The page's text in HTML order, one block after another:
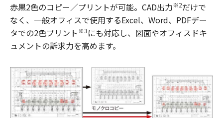
赤黒2色のコピー／プリントが可能。CAD出力※2だけで
なく、一般オフィスで使用するExcel、Word、PDFデー
タでの2色プリント※3にも対応し、図面やオフィスドキ
ュメントの訴求力を高めます。